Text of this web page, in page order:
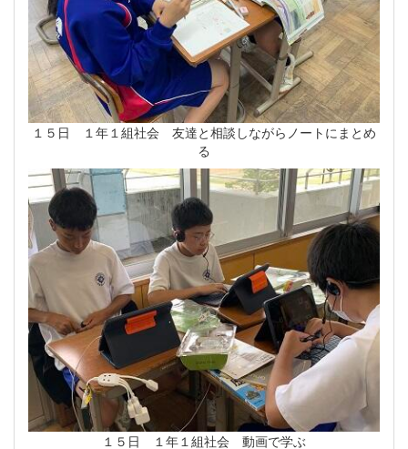
１５日 １年１組社会 友達と相談しながらノートにまとめ
る
１５日 １年１組社会 動画で学ぶ